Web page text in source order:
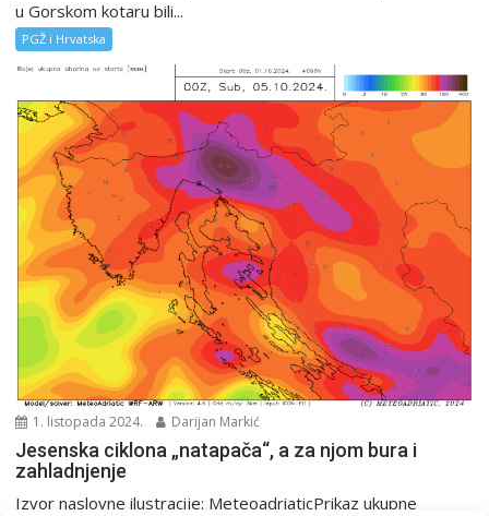
u Gorskom kotaru bili...
PGŽ i Hrvatska
1. listopada 2024. Darijan Markić
Jesenska ciklona „natapača“, a za njom bura i
zahladnjenje
Izvor naslovne ilustracije: MeteoadriaticPrikaz ukupne